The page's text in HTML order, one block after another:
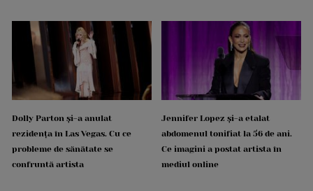
Dolly Parton și-a anulat
rezidența în Las Vegas. Cu ce
probleme de sănătate se
confruntă artista
Jennifer Lopez și-a etalat
abdomenul tonifiat la 56 de ani.
Ce imagini a postat artista în
mediul online